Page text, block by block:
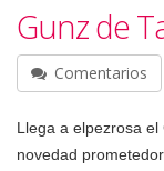
Gunz de
Comentarios
Llega a elpezrosa el
novedad